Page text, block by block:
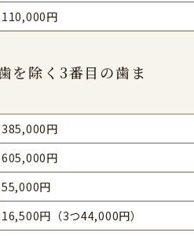
110,000円
を除く3番目の歯ま
385,000円
605,000円
55,000円
16,500円（3つ44,000円）